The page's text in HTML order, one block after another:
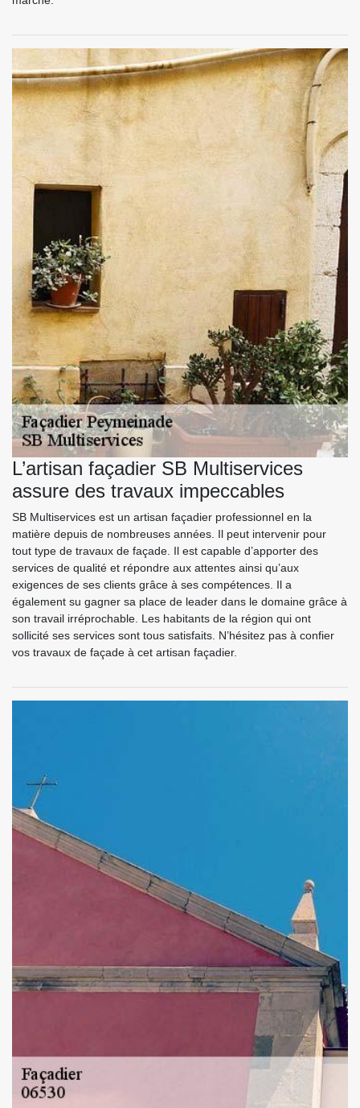
L’artisan façadier SB Multiservices
assure des travaux impeccables
SB Multiservices est un artisan façadier professionnel en la
matière depuis de nombreuses années. Il peut intervenir pour
tout type de travaux de façade. Il est capable d’apporter des
services de qualité et répondre aux attentes ainsi qu’aux
exigences de ses clients grâce à ses compétences. Il a
également su gagner sa place de leader dans le domaine grâce à
son travail irréprochable. Les habitants de la région qui ont
sollicité ses services sont tous satisfaits. N’hésitez pas à confier
vos travaux de façade à cet artisan façadier.